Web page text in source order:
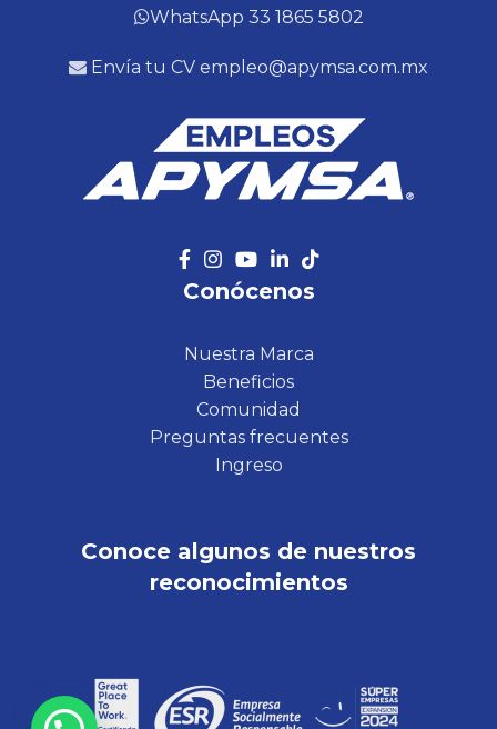
WhatsApp 33 1865 5802
Envía tu CV empleo@apymsa.com.mx
Conócenos
Nuestra Marca
Beneficios
Comunidad
Preguntas frecuentes
Ingreso
Conoce algunos de nuestros
reconocimientos